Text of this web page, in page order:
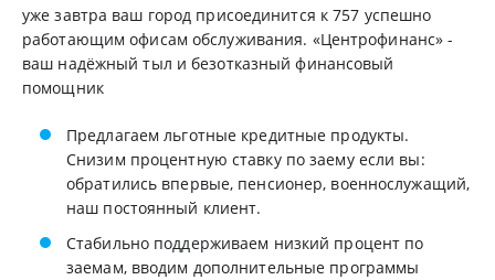
уже завтра ваш город присоединится к 757 успешно
работающим офисам обслуживания. «Центрофинанс» -
ваш надёжный тыл и безотказный финансовый
помощник
Предлагаем льготные кредитные продукты.
Снизим процентную ставку по заему если вы:
обратились впервые, пенсионер, военнослужащий,
наш постоянный клиент.
Стабильно поддерживаем низкий процент по
заемам, вводим дополнительные программы